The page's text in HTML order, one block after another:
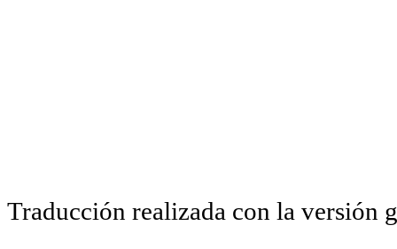
Traducción realizada con la versión